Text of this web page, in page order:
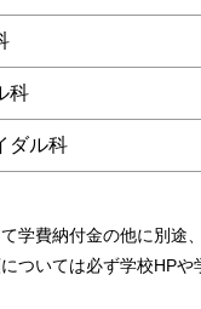
科
ダル科
学費納付金の他に別途
ついては必ず学校HPや